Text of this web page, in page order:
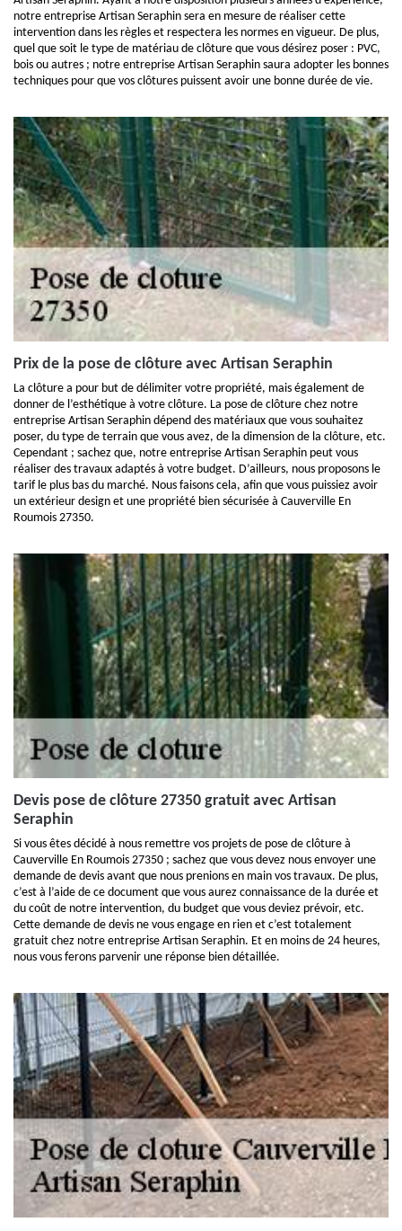
notre entreprise Artisan Seraphin sera en mesure de réaliser cette
intervention dans les règles et respectera les normes en vigueur. De plus,
quel que soit le type de matériau de clôture que vous désirez poser : PVC,
bois ou autres ; notre entreprise Artisan Seraphin saura adopter les bonnes
techniques pour que vos clôtures puissent avoir une bonne durée de vie.
Prix de la pose de clôture avec Artisan Seraphin
La clôture a pour but de délimiter votre propriété, mais également de
donner de l’esthétique à votre clôture. La pose de clôture chez notre
entreprise Artisan Seraphin dépend des matériaux que vous souhaitez
poser, du type de terrain que vous avez, de la dimension de la clôture, etc.
Cependant ; sachez que, notre entreprise Artisan Seraphin peut vous
réaliser des travaux adaptés à votre budget. D’ailleurs, nous proposons le
tarif le plus bas du marché. Nous faisons cela, afin que vous puissiez avoir
un extérieur design et une propriété bien sécurisée à Cauverville En
Roumois 27350.
Devis pose de clôture 27350 gratuit avec Artisan
Seraphin
Si vous êtes décidé à nous remettre vos projets de pose de clôture à
Cauverville En Roumois 27350 ; sachez que vous devez nous envoyer une
demande de devis avant que nous prenions en main vos travaux. De plus,
c’est à l’aide de ce document que vous aurez connaissance de la durée et
du coût de notre intervention, du budget que vous deviez prévoir, etc.
Cette demande de devis ne vous engage en rien et c’est totalement
gratuit chez notre entreprise Artisan Seraphin. Et en moins de 24 heures,
nous vous ferons parvenir une réponse bien détaillée.